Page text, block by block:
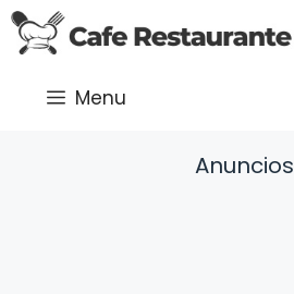
Saltar
al
Menu
Anuncios